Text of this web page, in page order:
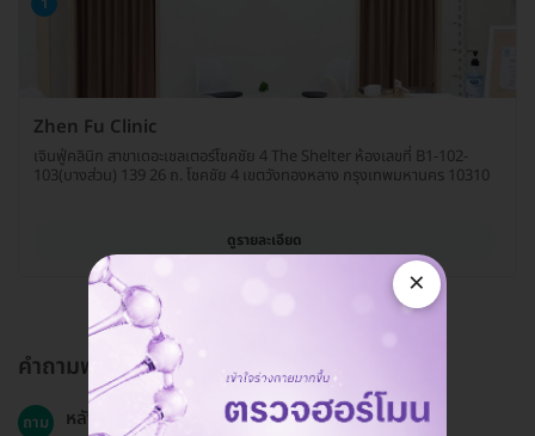
Zhen Fu Clinic
เจินฟู่คลินิก สาขาเดอะเชลเตอร์โชคชัย 4 The Shelter ห้องเลขที่ B1-102-
103(บางส่วน) 139 26 ถ. โชคชัย 4 เขตวังทองหลาง กรุงเทพมหานคร 10310
ดูรายละเอียด
คำถามพบบ่อย
ถาม หลังการฝังเข็มควรหลีกเลี่ยงอะไรบ้าง?
×